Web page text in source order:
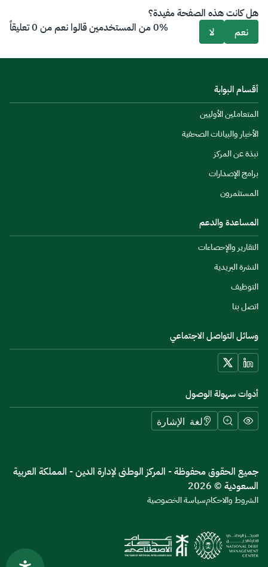
هل كانت هذه الصفحة مفيدة؟
نعم
لا 0% من المستخدمين قالوا نعم من 0 تعليقاً
أقسام البوابة
المتعاملين الأوليين
الأخبار والبيانات الصحفية
نبذة عن المركز
برامج الإصدارات
المستثمرون
المساعدة والدعم
التقارير والإحصاءات
النشرة البريدية
التوظيف
اتصل بنا
وسائل التواصل الاجتماعي
أدوات سهولة الوصول
لغة الإشارة
جميع الحقوق محفوظة - المركز الوطنى لإدارة الدين - المملكة العربية
السعودية © 2026
الشروط والاحكامسياسة الخصوصية